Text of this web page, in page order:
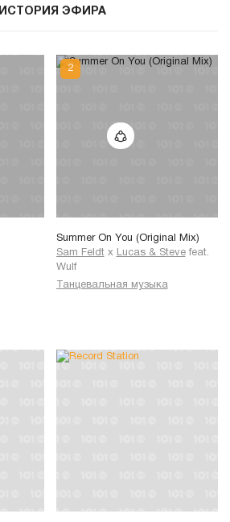
ИСТОРИЯ ЭФИРА
Summer On You (Original Mix)
Sam Feldt x Lucas & Steve feat.
Wulf
Танцевальная музыка